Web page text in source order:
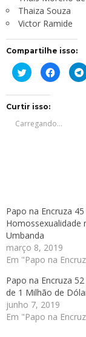
Thaiza Souza
Victor Ramide
Compartilhe isso:
Clique
para
compartilhar
em
janela)
Clique
para
janela)
Curtir isso:
Carregando...
Papo na Encruza 45
Homossexualidade
Umbanda
março 8, 2019
Em "Papo na
Papo na Encruza 52
de 1 Milhão de
junho 7, 2019
Em "Papo na